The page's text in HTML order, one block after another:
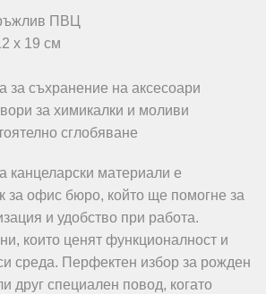
ПВЦ
х 19 см
за съхранение на аксесоари
за химикалки и моливи
сглобяване
канцеларски материали е
за офис бюро, който ще помогне за
и удобство при работа.
които ценят функционалност и
среда. Перфектен избор за рожден
друг специален повод, когато